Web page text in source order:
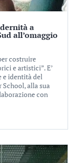
a
all’omaggio
costruire
e artistici”. E’
e identità del
alla sua
con